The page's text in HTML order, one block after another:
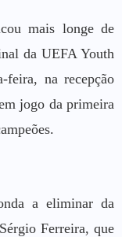
mais longe de
da UEFA Youth
feira, na recepção
jogo da primeira
a eliminar da
Ferreira, que